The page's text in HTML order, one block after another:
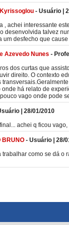
- Usuário
, achei interessante
desenvolvida talvez
um desfecho que
Azevedo Nunes -
dos curtas que
direito. O contexto
há relato de
vago onde pode
28/01/2010
achei q ficou
BRUNO - Usuário
28/
trabalhar como se dá o